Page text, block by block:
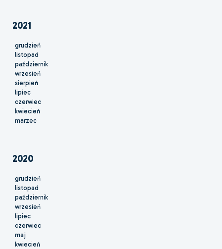
2021
grudzień
listopad
październik
wrzesień
sierpień
lipiec
czerwiec
kwiecień
marzec
2020
grudzień
listopad
październik
wrzesień
lipiec
czerwiec
maj
kwiecień